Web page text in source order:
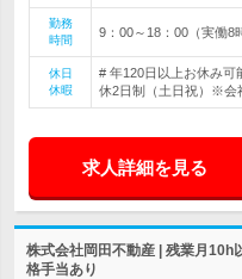
勤務
時間
9：00～18：00（実働8
休日
休暇
# 年120日以上お休み可
休2日制（土日祝）※会
求人詳細を見る
株式会社岡田不動産 | 残業月10h
格手当あり